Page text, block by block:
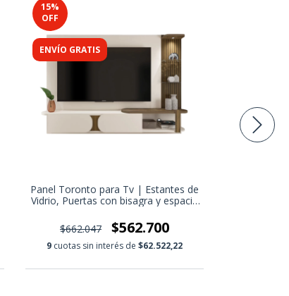
15%
OFF
ENVÍO GRATIS
Panel Toronto para Tv | Estantes de
Vidrio, Puertas con bisagra y espacio
72" | Color Pino y Blanco | 200x147
cm
$662.047 $562.700
9 cuotas sin interés de $62.522,22